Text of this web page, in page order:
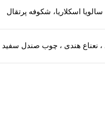
اسکلاریا، شکوفه پرتقال
، نعناع هندی ، چوب صندل سفید